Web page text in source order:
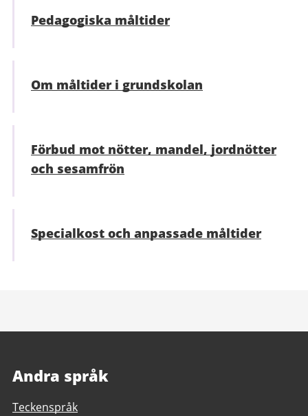
Pedagogiska måltider
Om måltider i grundskolan
Förbud mot nötter, mandel, jordnötter
och sesamfrön
Specialkost och anpassade måltider
Andra språk
Teckenspråk